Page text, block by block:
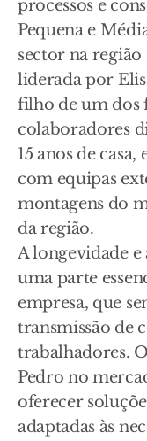
processos e
Pequena e
sector na região
liderada por
filho de um dos
colaboradores
15 anos de
com equipas
montagens do
da região.
A longevidade e
uma parte
empresa, que
transmissão de
trabalhadores.
Pedro no
oferecer
adaptadas às